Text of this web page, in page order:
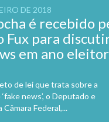
DE 2018
é recebido
Fux para
em ano
de lei que trata sobre a
news’, o Deputado e
Câmara Federal,...